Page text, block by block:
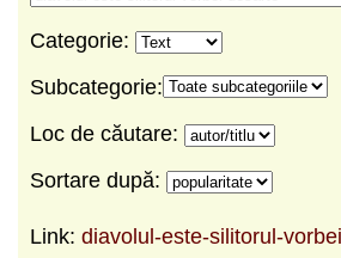
Categorie:
Subcategorie:
Loc de căutare:
Sortare după:
Link: diavolul-este-silitorul-